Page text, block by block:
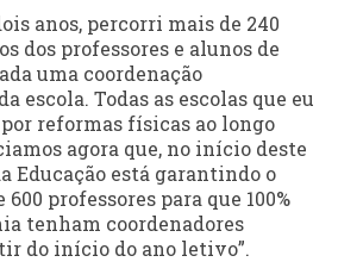
anos, percorri mais de 240
dos professores e alunos de
uma coordenação
escola. Todas as escolas que eu
reformas físicas ao longo
agora que, no início deste
Educação está garantindo o
professores para que 100%
tenham coordenadores
do início do ano letivo”.